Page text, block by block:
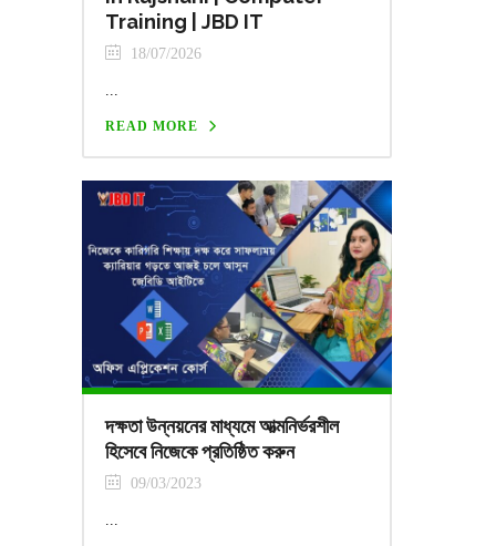
Training | JBD IT
18/07/2026
...
READ MORE
দক্ষতা উন্নয়নের মাধ্যমে আত্মনির্ভরশীল
হিসেবে নিজেকে প্রতিষ্ঠিত করুন
09/03/2023